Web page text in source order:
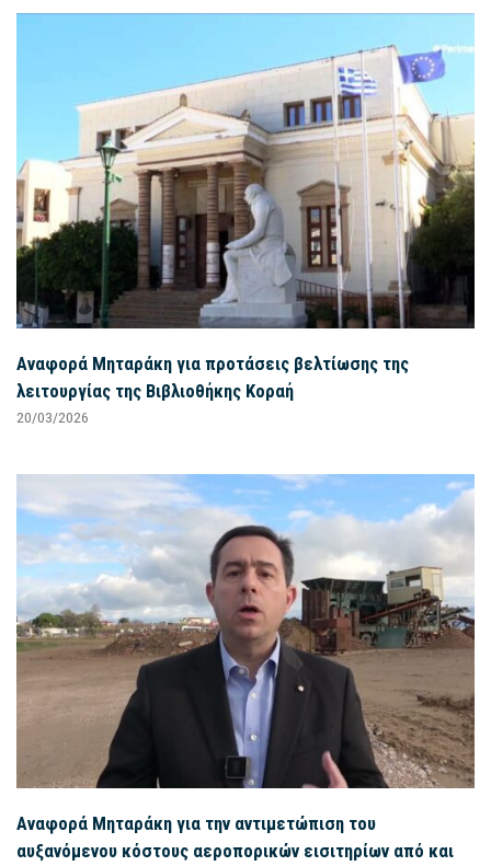
Αναφορά Μηταράκη για προτάσεις βελτίωσης της
λειτουργίας της Βιβλιοθήκης Κοραή
20/03/2026
Αναφορά Μηταράκη για την αντιμετώπιση του
αυξανόμενου κόστους αεροπορικών εισιτηρίων από και